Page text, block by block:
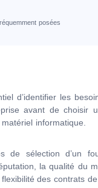
posées
d’identifier les
avant de choisir
informatique.
de sélection d’un
la qualité du
des contrats de